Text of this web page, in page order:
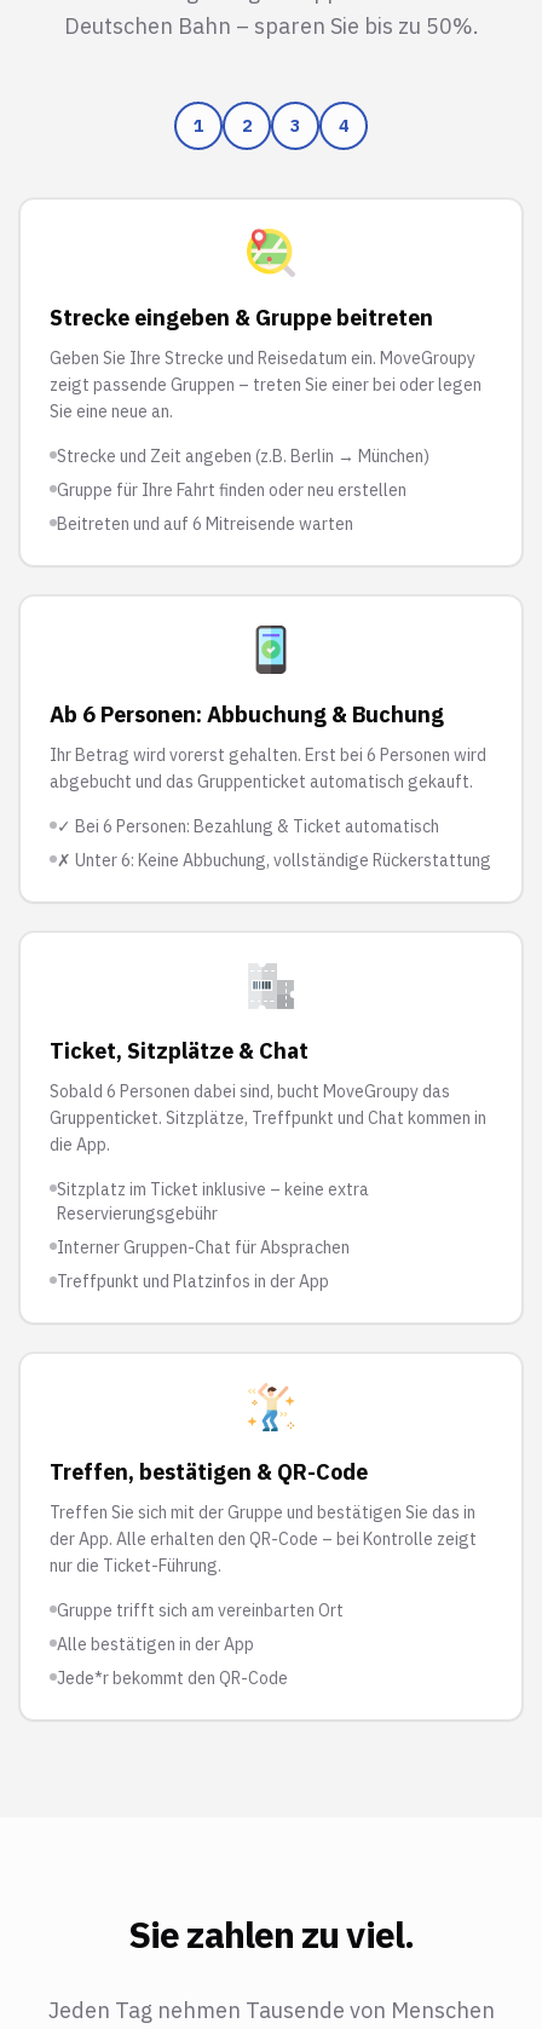
Deutschen Bahn – sparen Sie bis zu 50%.
1 2 3 4
Strecke eingeben & Gruppe beitreten
Geben Sie Ihre Strecke und Reisedatum ein. MoveGroupy
zeigt passende Gruppen – treten Sie einer bei oder legen
Sie eine neue an.
Strecke und Zeit angeben (z.B. Berlin → München)
Gruppe für Ihre Fahrt finden oder neu erstellen
Beitreten und auf 6 Mitreisende warten
Ab 6 Personen: Abbuchung & Buchung
Ihr Betrag wird vorerst gehalten. Erst bei 6 Personen wird
abgebucht und das Gruppenticket automatisch gekauft.
✓ Bei 6 Personen: Bezahlung & Ticket automatisch
✗ Unter 6: Keine Abbuchung, vollständige Rückerstattung
Ticket, Sitzplätze & Chat
Sobald 6 Personen dabei sind, bucht MoveGroupy das
Gruppenticket. Sitzplätze, Treffpunkt und Chat kommen in
die App.
Sitzplatz im Ticket inklusive – keine extra
Reservierungsgebühr
Interner Gruppen-Chat für Absprachen
Treffpunkt und Platzinfos in der App
Treffen, bestätigen & QR-Code
Treffen Sie sich mit der Gruppe und bestätigen Sie das in
der App. Alle erhalten den QR-Code – bei Kontrolle zeigt
nur die Ticket-Führung.
Gruppe trifft sich am vereinbarten Ort
Alle bestätigen in der App
Jede*r bekommt den QR-Code
Sie zahlen zu viel.
Jeden Tag nehmen Tausende von Menschen